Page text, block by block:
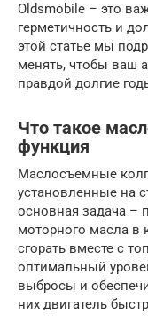
Oldsmobile – это
герметичность и
этой статье мы
менять, чтобы ваш
правдой долгие
Что такое
функция
Маслосъемные
установленные на
основная задача –
моторного масла в
сгорать вместе с
оптимальный
выбросы и
них двигатель